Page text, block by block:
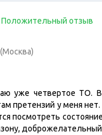
Положительный отзыв
(Москва)
уже четвертое ТО.
претензий у меня
посмотреть